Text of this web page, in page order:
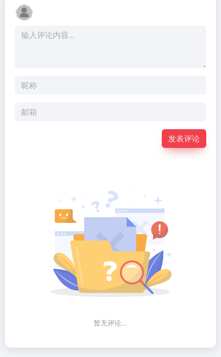
发表评论
暂无评论...